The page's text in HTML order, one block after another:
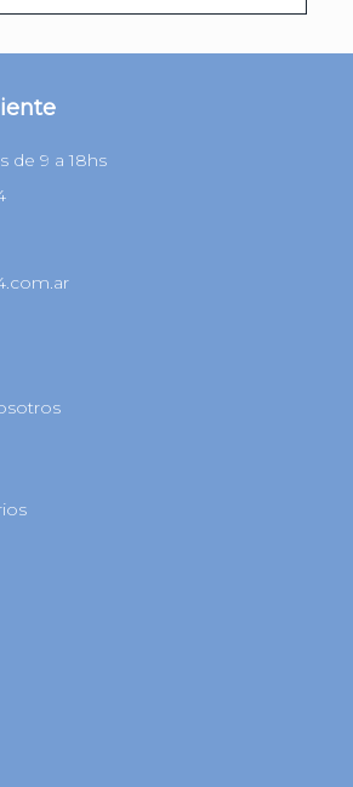
de 9 a 18hs